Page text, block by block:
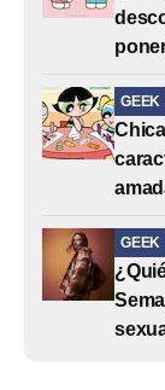
GEEK
GEEK